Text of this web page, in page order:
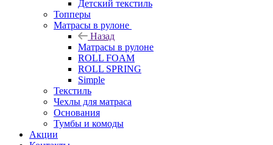
Детский текстиль
Топперы
Матрасы в рулоне
Назад
Матрасы в рулоне
ROLL FOAM
ROLL SPRING
Simple
Текстиль
Чехлы для матраса
Основания
Тумбы и комоды
Акции